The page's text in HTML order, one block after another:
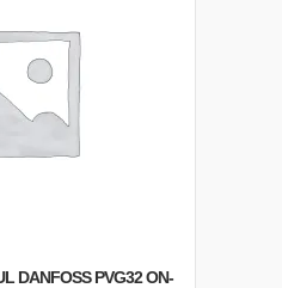
DANFOSS PVG32 ON-